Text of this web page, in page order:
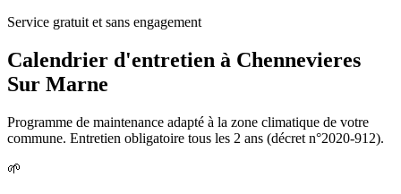
Service gratuit et sans engagement
Calendrier d'entretien à Chennevieres
Sur Marne
Programme de maintenance adapté à la zone climatique de votre
commune. Entretien obligatoire tous les 2 ans (décret n°2020-912).
🌱